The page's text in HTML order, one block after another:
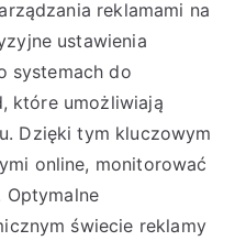
reklamami na
ustawienia
systemach do
które umożliwiają
Dzięki tym kluczowym
online, monitorować
świecie reklamy